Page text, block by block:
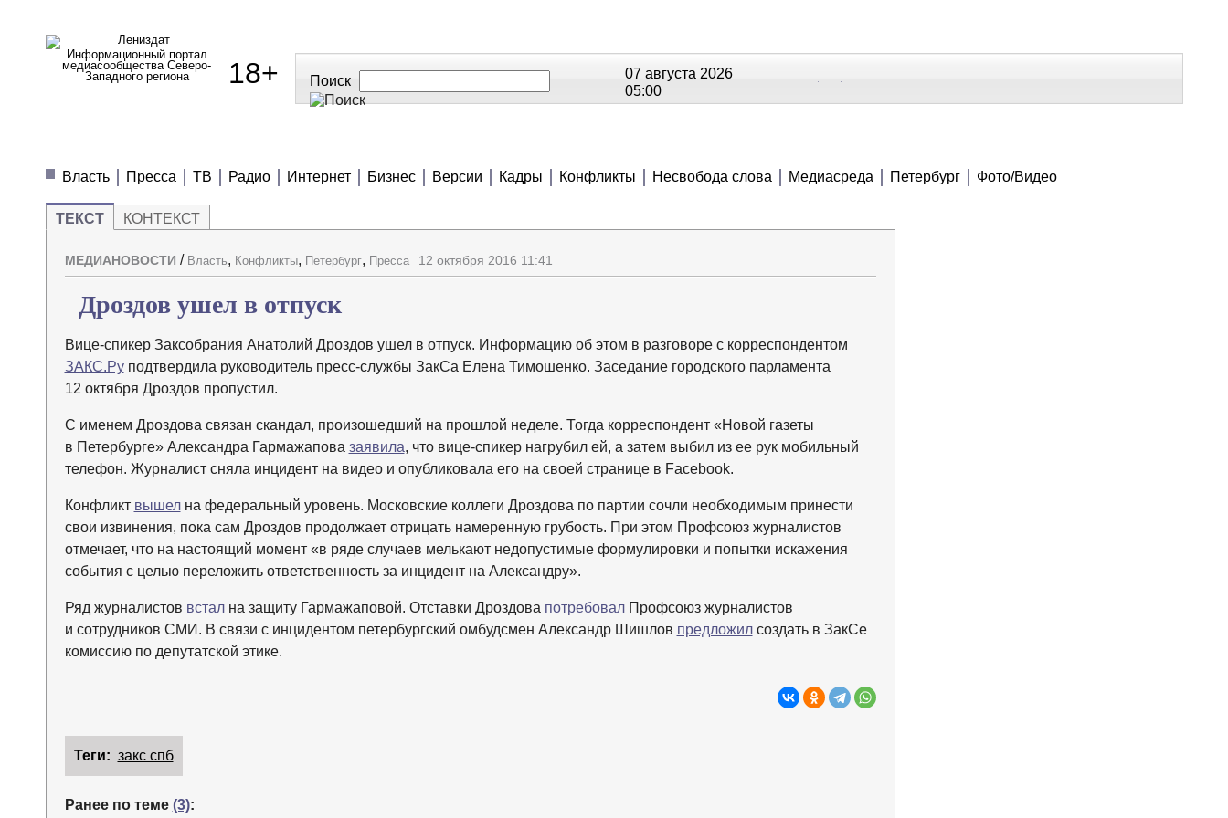
Информационный портал
медиасообщества Северо-
Западного региона
18+ Поиск
07 августа 2026
05:00
Власть
Пресса ТВ Радио Интернет Бизнес Версии Кадры Конфликты Несвобода слова Медиасреда Петербург Фото/Видео
ТЕКСТ КОНТЕКСТ
МЕДИАНОВОСТИ / Власть, Конфликты, Петербург, Пресса 12 октября 2016 11:41
Дроздов ушел в отпуск
Вице-спикер Заксобрания Анатолий Дроздов ушел в отпуск. Информацию об этом в разговоре с корреспондентом
ЗАКС.Руподтвердила руководитель пресс-службы ЗакСа Елена Тимошенко. Заседание городского парламента
12 октября Дроздов пропустил.
С именем Дроздова связан скандал, произошедший на прошлой неделе. Тогда корреспондент «Новой газеты
в Петербурге» Александра Гармажапова заявила, что вице-спикер нагрубил ей, а затем выбил из ее рук мобильный
телефон. Журналист сняла инцидент на видео и опубликовала его на своей странице в Facebook.
Конфликт вышелна федеральный уровень. Московские коллеги Дроздова по партии сочли необходимым принести
свои извинения, пока сам Дроздов продолжает отрицать намеренную грубость. При этом Профсоюз журналистов
отмечает, что на настоящий момент «в ряде случаев мелькают недопустимые формулировки и попытки искажения
события с целью переложить ответственность за инцидент на Александру».
Ряд журналистов встална защиту Гармажаповой. Отставки Дроздова потребовалПрофсоюз журналистов
и сотрудников СМИ. В связи с инцидентом петербургский омбудсмен Александр Шишлов предложилсоздать в ЗакСе
комиссию по депутатской этике.
Теги: закс спб
Ранее по теме (3):